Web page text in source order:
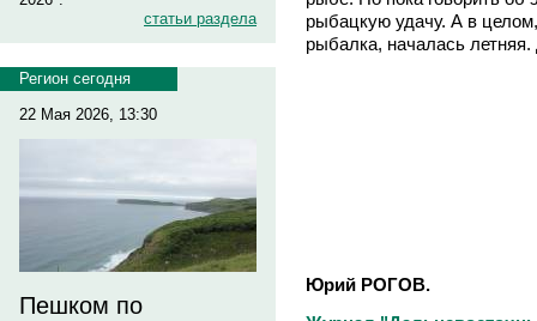
статьи раздела
Регион сегодня
22 Мая 2026, 13:30
Пешком по
рыбацкую удачу. А в
рыбалка, началась летняя.
Юрий РОГОВ.